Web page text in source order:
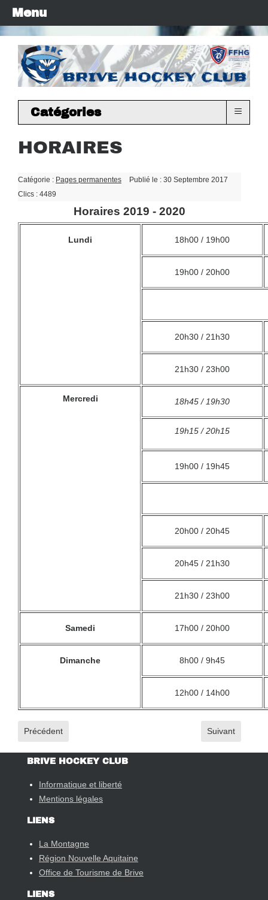
Catégories ≡
HORAIRES
Catégorie : Pages permanentes
Publié le : 30 Septembre 2017
Clics : 4489
Horaires 2019 - 2020
Lundi 18h00 / 19h00
19h00 / 20h00
20h30 / 21h30
21h30 / 23h00
Mercredi 18h45 / 19h30
19h15 / 20h15
19h00 / 19h45
20h00 / 20h45
20h45 / 21h30
21h30 / 23h00
Samedi 17h00 / 20h00
Dimanche 8h00 / 9h45
12h00 / 14h00
Article précédent : Tournoi de Pâques - 22ème édition -
Précédent Article suivant :
Suivant
BRIVE HOCKEY CLUB
Informatique et liberté
Mentions légales
LIENS
La Montagne
Région Nouvelle Aquitaine
Office de Tourisme de Brive
LIENS
Menu